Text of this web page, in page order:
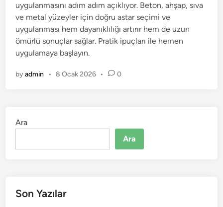
n
uygulanmasını adım adım açıklıyor. Beton, ahşap, sıva
ve metal yüzeyler için doğru astar seçimi ve
uygulanması hem dayanıklılığı artırır hem de uzun
ömürlü sonuçlar sağlar. Pratik ipuçları ile hemen
uygulamaya başlayın.
byadmin • 8 Ocak 2026 • 0
Ara
Ara
Son Yazılar